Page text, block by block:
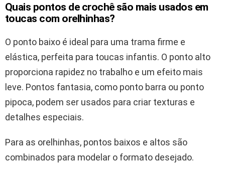
Quais pontos de crochê são mais usados em
toucas com orelhinhas?
O ponto baixo é ideal para uma trama firme e
elástica, perfeita para toucas infantis. O ponto alto
proporciona rapidez no trabalho e um efeito mais
leve. Pontos fantasia, como ponto barra ou ponto
pipoca, podem ser usados para criar texturas e
detalhes especiais.
Para as orelhinhas, pontos baixos e altos são
combinados para modelar o formato desejado.